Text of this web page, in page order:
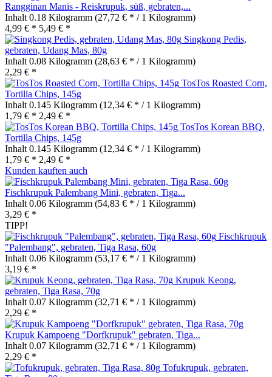
Rangginan Manis - Reiskrupuk, süß, gebraten,...
Inhalt 0.18 Kilogramm (27,72 € * / 1 Kilogramm)
4,99 € * 5,49 € *
Singkong Pedis,
gebraten, Udang Mas, 80g
Inhalt 0.08 Kilogramm (28,63 € * / 1 Kilogramm)
2,29 € *
TosTos Roasted Corn,
Tortilla Chips, 145g
Inhalt 0.145 Kilogramm (12,34 € * / 1 Kilogramm)
1,79 € * 2,49 € *
TosTos Korean BBQ,
Tortilla Chips, 145g
Inhalt 0.145 Kilogramm (12,34 € * / 1 Kilogramm)
1,79 € * 2,49 € *
Kunden kauften auch
Fischkrupuk Palembang Mini, gebraten, Tiga...
Inhalt 0.06 Kilogramm (54,83 € * / 1 Kilogramm)
3,29 € *
TIPP!
Fischkrupuk
"Palembang", gebraten, Tiga Rasa, 60g
Inhalt 0.06 Kilogramm (53,17 € * / 1 Kilogramm)
3,19 € *
Krupuk Keong,
gebraten, Tiga Rasa, 70g
Inhalt 0.07 Kilogramm (32,71 € * / 1 Kilogramm)
2,29 € *
Krupuk Kampoeng "Dorfkrupuk" gebraten, Tiga...
Inhalt 0.07 Kilogramm (32,71 € * / 1 Kilogramm)
2,29 € *
Tofukrupuk, gebraten,